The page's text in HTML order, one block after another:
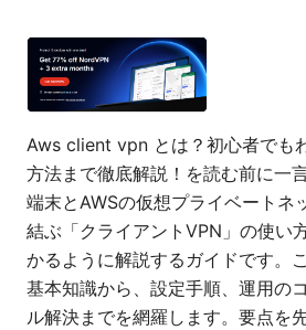
Aws client vpn とは？初心者でも
方法まで徹底解説！を読む前に一
端末とAWSの仮想プライベートネ
結ぶ「クライアントVPN」の使い
かるように解説するガイドです。
基本知識から、設定手順、運用の
ル解決までを網羅します。要点を